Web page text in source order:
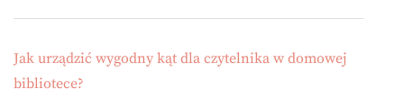
Jak urządzić wygodny kąt dla czytelnika w domowej
bibliotece?